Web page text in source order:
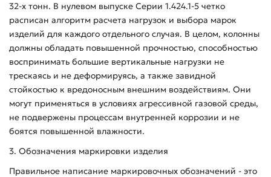
32-х тонн. В нулевом выпуске Серии 1.424.1-5 четко
расписан алгоритм расчета нагрузок и выбора марок
изделий для каждого отдельного случая. В целом, колонны
должны обладать повышенной прочностью, способностью
воспринимать большие вертикальные нагрузки не
трескаясь и не деформируясь, а также завидной
стойкостью к вредоносным внешним воздействиям. Они
могут применяться в условиях агрессивной газовой среды,
не подвержены процессам внутренней коррозии и не
боятся повышенной влажности.
3. Обозначения маркировки изделия
Правильное написание маркировочных обозначений - это